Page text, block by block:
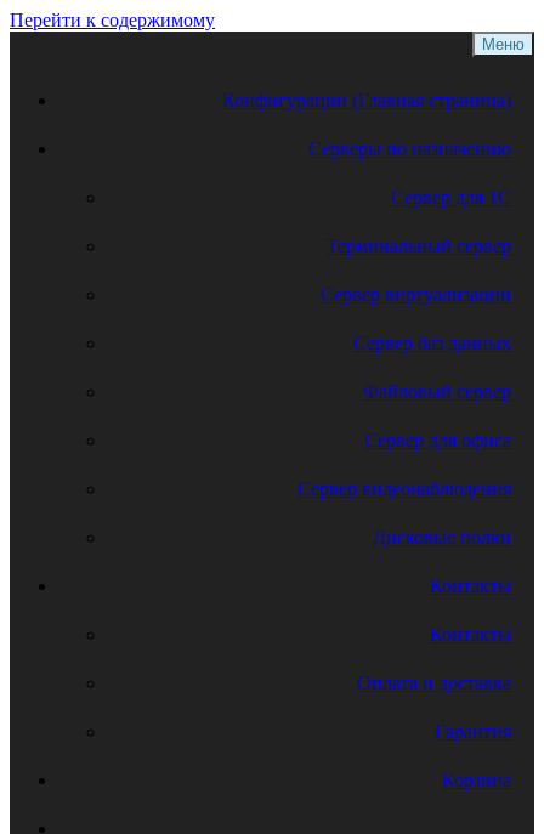
Перейти к содержимому
Меню
Конфигурации (Главная страница)
Серверы по назначению
Сервер для 1С
Терминальный сервер
Сервер виртуализации
Сервер баз данных
Файловый сервер
Сервер для офиса
Сервер видеонаблюдения
Дисковые полки
Контакты
Контакты
Оплата и доставка
Гарантия
Корзина